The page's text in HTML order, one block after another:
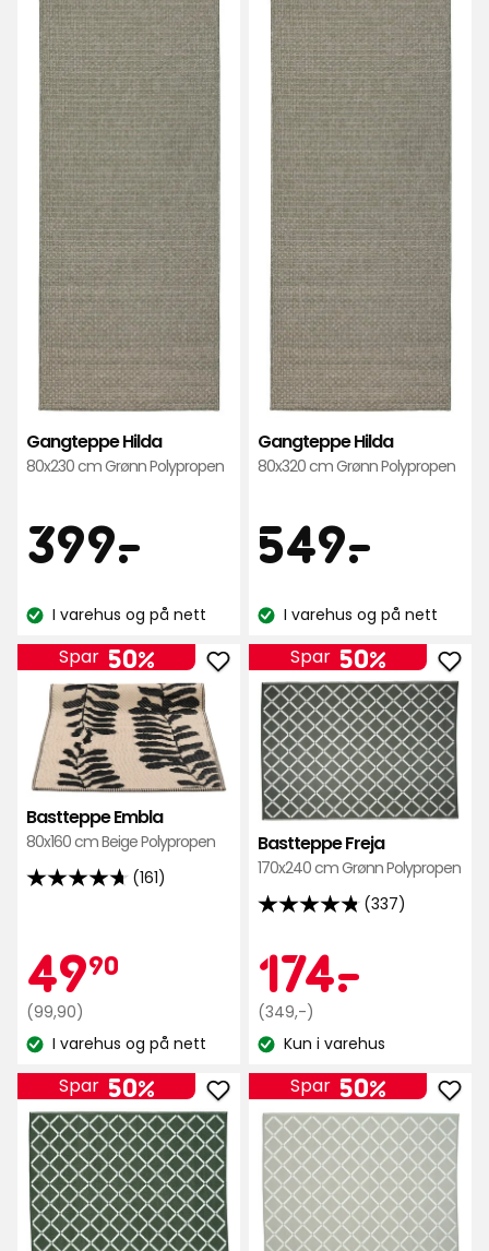
Gangteppe Hilda
80x230 cm Grønn Polypropen
Pris
399-
.
kr
Lagerbalanse:
I varehus og på nett
Gangteppe Hilda
80x320 cm Grønn Polypropen
Pris
549-
.
kr
Lagerbalanse:
I varehus og på nett
Bastteppe Embla
80x160 cm Beige Polypropen
(161)
4.7
stjerner,
basert
på
161
anmeldelser
4990
kr
Opprinnelig
pris
99,90
kr
(99,90)
Spar 50%
Lagerbalanse:
I varehus og på nett
Legg
Bastteppe
Embla
i
favoritter
Bastteppe Freja
170x240 cm Grønn Polypropen
(337)
4.8
5
stjerner,
basert
på
337
anmeldelser
174-
.
kr
Opprinnelig
pris
349
kr
(349,-)
Spar 50%
Lagerbalanse:
Kun i varehus
til
i
Spar 50%
Legg
til
Bastteppe
Freja
i
favoritter
Spar 50%
til
i